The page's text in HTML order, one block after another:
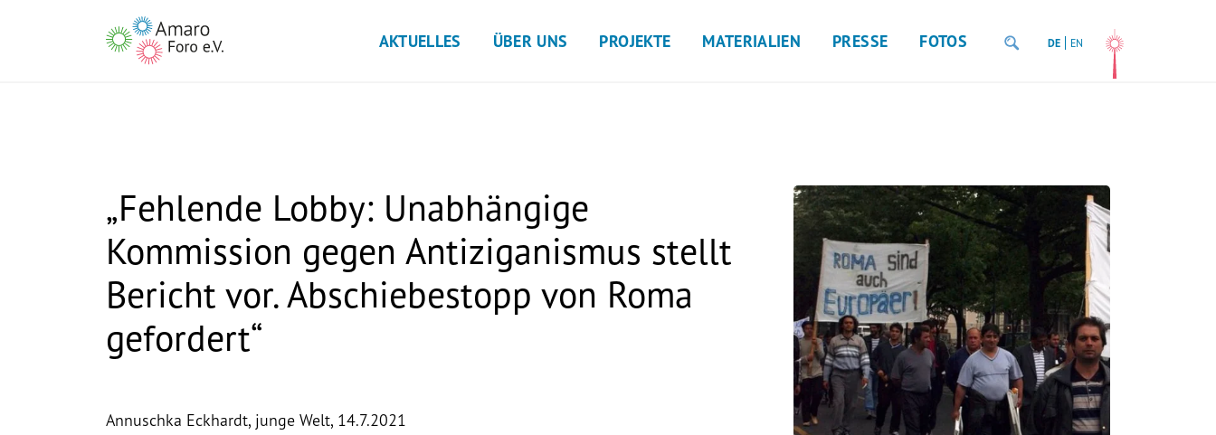
AKTUELLES ÜBER UNS PROJEKTE MATERIALIEN PRESSE FOTOS DE EN
„Fehlende Lobby: Unabhängige
Kommission gegen Antiziganismus stellt
Bericht vor. Abschiebestopp von Roma
gefordert“
Annuschka Eckhardt, junge Welt, 14.7.2021